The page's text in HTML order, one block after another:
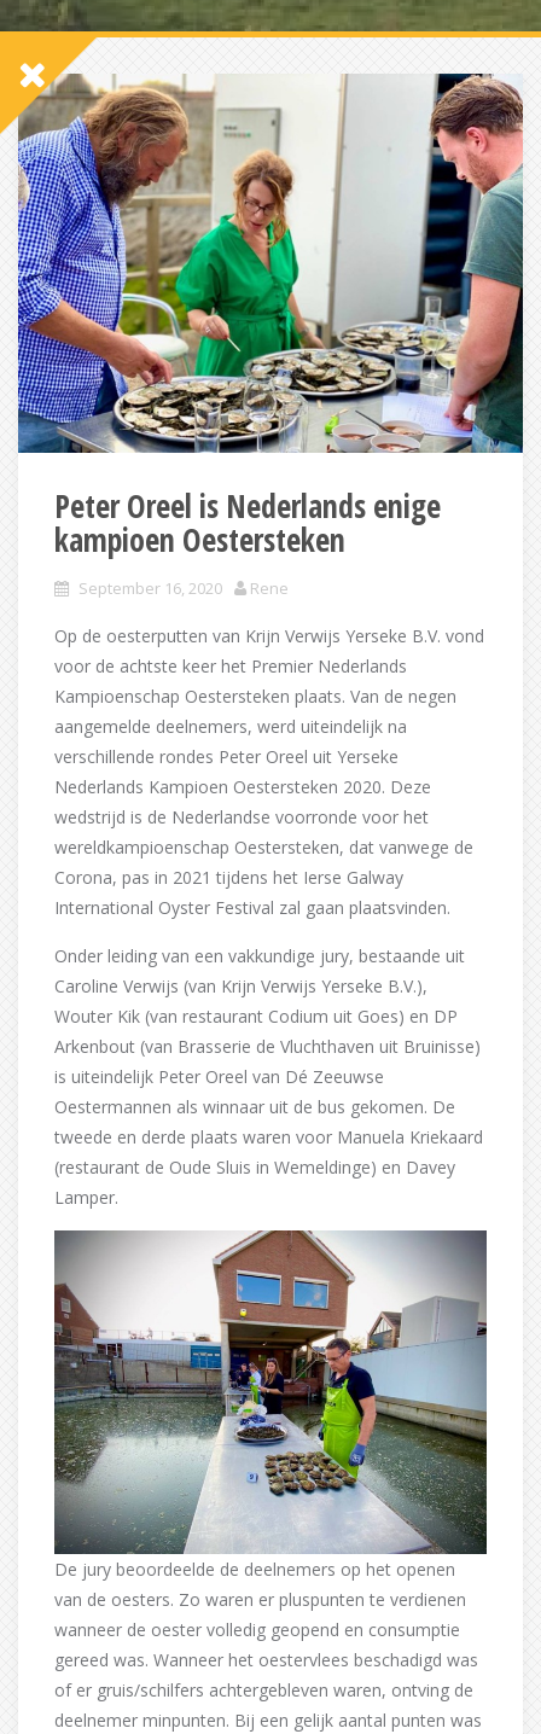
Peter Oreel is Nederlands enige
kampioen Oestersteken
September 16, 2020 Rene
Op de oesterputten van Krijn Verwijs Yerseke B.V. vond
voor de achtste keer het Premier Nederlands
Kampioenschap Oestersteken plaats. Van de negen
aangemelde deelnemers, werd uiteindelijk na
verschillende rondes Peter Oreel uit Yerseke
Nederlands Kampioen Oestersteken 2020. Deze
wedstrijd is de Nederlandse voorronde voor het
wereldkampioenschap Oestersteken, dat vanwege de
Corona, pas in 2021 tijdens het Ierse Galway
International Oyster Festival zal gaan plaatsvinden.
Onder leiding van een vakkundige jury, bestaande uit
Caroline Verwijs (van Krijn Verwijs Yerseke B.V.),
Wouter Kik (van restaurant Codium uit Goes) en DP
Arkenbout (van Brasserie de Vluchthaven uit Bruinisse)
is uiteindelijk Peter Oreel van Dé Zeeuwse
Oestermannen als winnaar uit de bus gekomen. De
tweede en derde plaats waren voor Manuela Kriekaard
(restaurant de Oude Sluis in Wemeldinge) en Davey
Lamper.
De jury beoordeelde de deelnemers op het openen
van de oesters. Zo waren er pluspunten te verdienen
wanneer de oester volledig geopend en consumptie
gereed was. Wanneer het oestervlees beschadigd was
of er gruis/schilfers achtergebleven waren, ontving de
deelnemer minpunten. Bij een gelijk aantal punten was